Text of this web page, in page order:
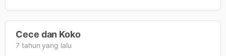
Cece dan Koko
7 tahun yang lalu